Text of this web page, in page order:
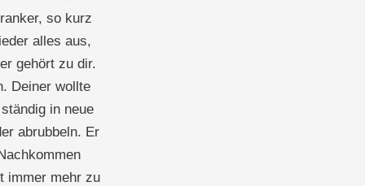
so kurz
alles aus,
gehört zu dir.
Deiner wollte
in neue
abrubbeln. Er
immer mehr zu